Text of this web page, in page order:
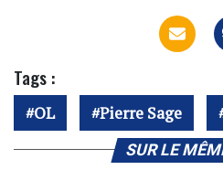
Tags :
OL Pierre Sage
SUR LE